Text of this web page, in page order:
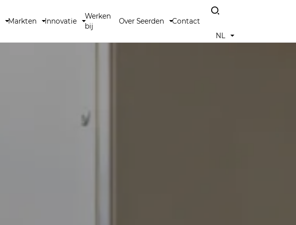
Markten Innovatie
Werken
bij
Over Seerden
Contact
NL